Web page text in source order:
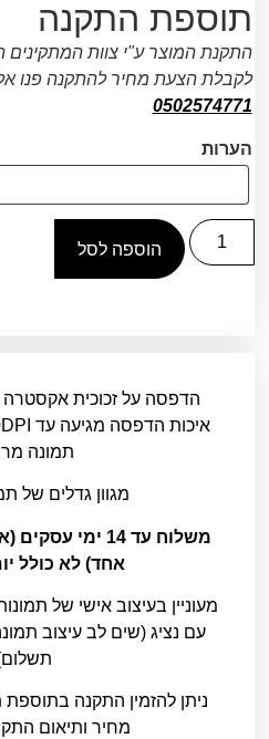
תוספת התקנה
התקנת המוצר ע"י צוות
לקבלת הצעת מחיר להתקנה פנו
0502574771
הערות
הוספה לסל
תמונה
מגוון גדלים של
משלוח עד 14 ימי
אחד) לא כולל
מעוניין בעיצוב אישי של
עם נציג (שים לב עיצוב
ניתן להזמין התקנה
מחיר ותיאום